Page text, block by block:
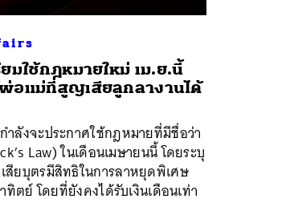
มใช้กฎหมายใหม่ เม.ย.นี้
อแม่ที่สูญเสียลูกลางานได้
ำลังจะประกาศใช้กฎหมายที่มีชื่อว่า
Law) ในเดือนเมษายนนี้ โดยระบุ
ยบุตรมีสิทธิในการลาหยุดพิเศษ
ทิตย์ โดยที่ยังคงได้รับเงินเดือนเท่า